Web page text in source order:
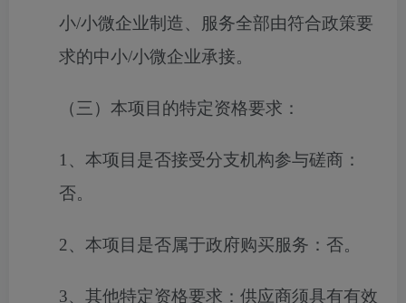
小/小微企业制造、服务全部由符合政策要
求的中小/小微企业承接。
（三）本项目的特定资格要求：
1、 本项目是否接受分支机构参与磋商 ：
否。
2、 本项目是否属于政府购买服务：否。
3、 其他特定资格要求： 供应商须具有有效